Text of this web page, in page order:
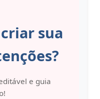
sua
e guia